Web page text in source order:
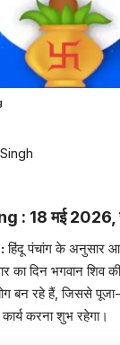
: 18 मई 2026,
:हिंदू पंचांग के अनुसार
का दिन भगवान शिव
बन रहे हैं, जिससे पूजा-
करना शुभ रहेगा।